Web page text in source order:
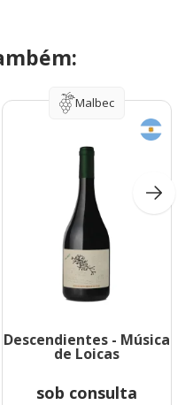
Malbec
Descendientes - Música
de Loicas
sob consulta